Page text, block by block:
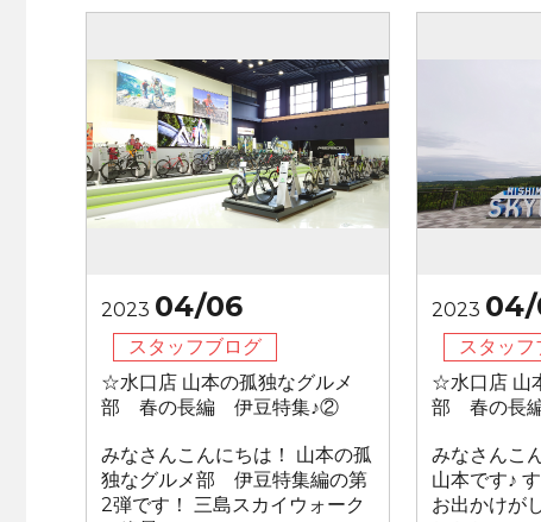
2023 04/06
スタッフブログ
☆水口店 山本の孤独なグルメ
部 春の長編 伊豆特集♪②
みなさんこんにちは！ 山本の孤
独なグルメ部 伊豆特集編の第
2弾です！ 三島スカイウォーク
2023 04/
スタッフ
☆水口店 山
部 春の長
みなさんこ
山本です♪
お出かけが